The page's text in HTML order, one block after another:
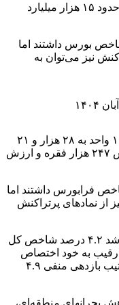
همچنین ۵۳۱ هزار فقره معامله به ارزش حدود ۱۵ هزار میلیارد
بورس داشتند اما
نیز می‌توان به
شاخص فرابورس هم امروز با افزایش ۱۰۰ واحد به ۲۸ هزار و ۲۱
واحد رسید. تعداد معاملات امروز فرابورس ۲۴۷ هزار فقره و ارزش
فرابورس داشتند اما
از نمادهای پرتراکنش
در ۹ روز ابتدای آبان ماه بازار سرمایه با رشد ۴.۲ درصد شاخص کل
رقیب به خود اختصاص
داد. طی همین بازه زمانی طلا و دلار به ترتیب بازدهی منفی ۴.۹